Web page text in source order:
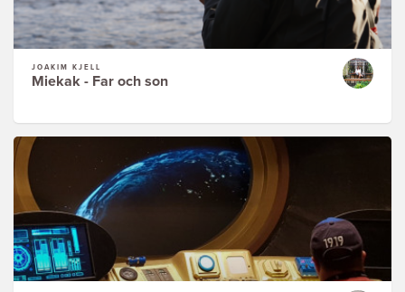
JOAKIM KJELL
Miekak - Far och son